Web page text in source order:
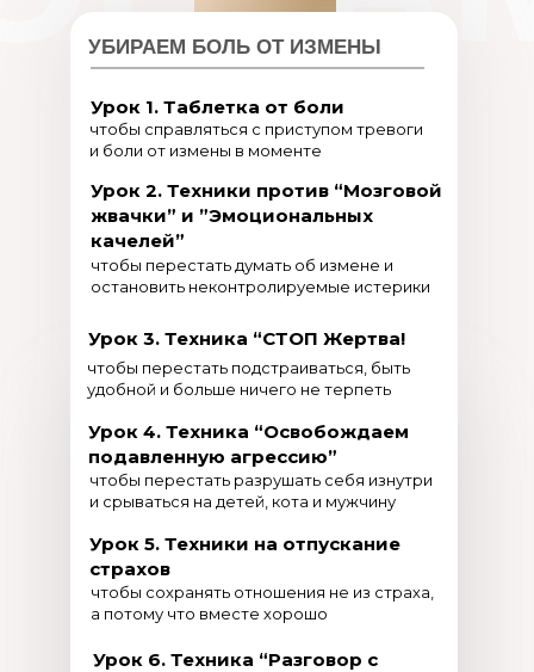
УБИРАЕМ БОЛЬ ОТ ИЗМЕНЫ
Урок 1. Таблетка от боли
чтобы справляться с приступом тревоги
и боли от измены в моменте
Урок 2. Техники против “Мозговой
жвачки” и ”Эмоциональных
качелей”
чтобы перестать думать об измене и
остановить неконтролируемые истерики
Урок 3. Техника “СТОП Жертва!
чтобы перестать подстраиваться, быть
удобной и больше ничего не терпеть
Урок 4. Техника “Освобождаем
подавленную агрессию”
чтобы перестать разрушать себя изнутри
и срываться на детей, кота и мужчину
Урок 5. Техники на отпускание
страхов
чтобы сохранять отношения не из страха,
а потому что вместе хорошо
Урок 6. Техника “Разговор с